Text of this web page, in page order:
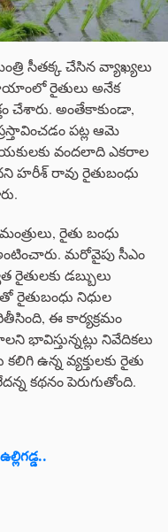
సీతక్క చేసిన వ్యాఖ్యలు
రైతులు అనేక
చేశారు. అంతేకాకుండా,
పట్ల ఆమె
వందలాది ఎకరాల
హరీశ్ రావు రైతుబంధు
రైతు బంధు
మరోవైపు సీఎం
రైతులకు డబ్బులు
రైతుబంధు నిధుల
ఈ కార్యక్రమం
భావిస్తున్నట్లు నివేదికలు
ఉన్న వ్యక్తులకు రైతు
కథనం పెరుగుతోంది.